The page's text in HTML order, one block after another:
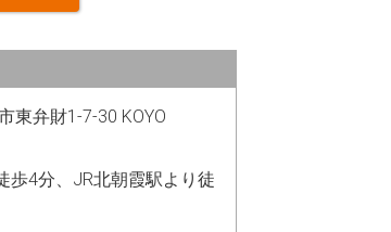
弁財1-7-30 KOYO
歩4分、JR北朝霞駅より徒